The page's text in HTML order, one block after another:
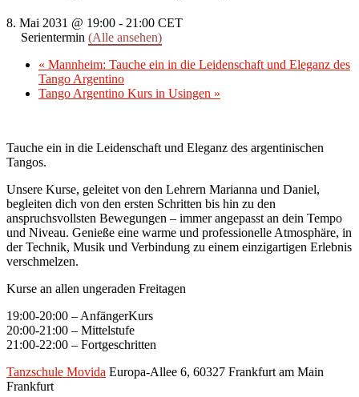
8. Mai 2031 @ 19:00 - 21:00 CET
Serientermin (Alle ansehen)
« Mannheim: Tauche ein in die Leidenschaft und Eleganz des
Tango Argentino
Tango Argentino Kurs in Usingen »
Tauche ein in die Leidenschaft und Eleganz des argentinischen
Tangos.
Unsere Kurse, geleitet von den Lehrern Marianna und Daniel,
begleiten dich von den ersten Schritten bis hin zu den
anspruchsvollsten Bewegungen – immer angepasst an dein Tempo
und Niveau. Genieße eine warme und professionelle Atmosphäre, in
der Technik, Musik und Verbindung zu einem einzigartigen Erlebnis
verschmelzen.
Kurse an allen ungeraden Freitagen
19:00-20:00 – AnfängerKurs
20:00-21:00 – Mittelstufe
21:00-22:00 – Fortgeschritten
Tanzschule Movida Europa-Allee 6, 60327 Frankfurt am Main
Frankfurt